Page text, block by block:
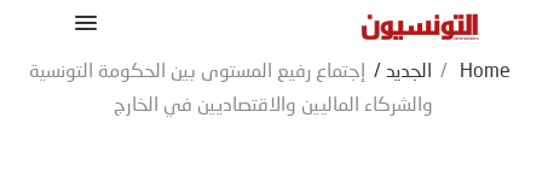
Home
/ الجديد /
إجتماع رفيع المستوى بين الحكومة التونسية
والشركاء الماليين والاقتصاديين في الخارج